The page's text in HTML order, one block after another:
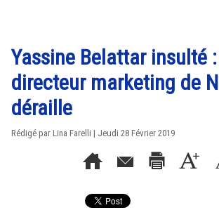
Yassine Belattar insulté
directeur marketing de
déraille
Rédigé par Lina Farelli | Jeudi 28 Février 2019